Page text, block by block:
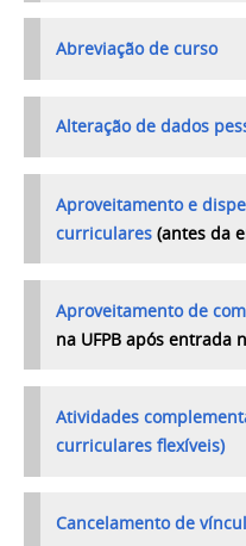
Abreviação de curso
Alteração de dados
Aproveitamento e
curriculares (antes da
Aproveitamento de
na UFPB após entrada
Atividades
curriculares flexíveis)
Cancelamento de